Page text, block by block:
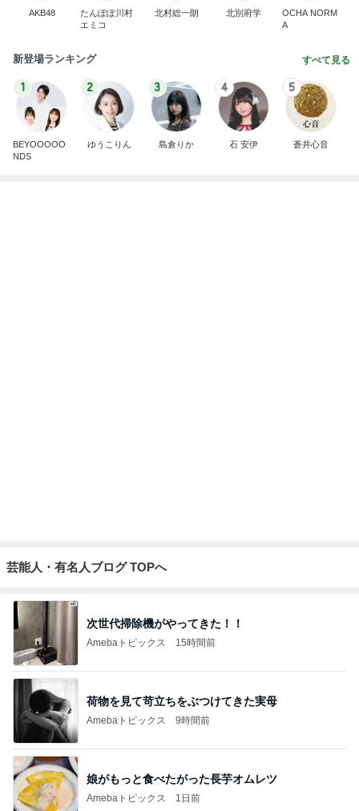
AKB48
たんぽぽ川村
エミコ
北村総一朗 北別府学
OCHA NORM
A
新登場ランキング すべて見る
1
BEYOOOOO
NDS
2
ゆうこりん
3
島倉りか
4
石 安伊
5
蒼井心音
芸能人・有名人ブログ TOPへ
次世代掃除機がやってきた！！
Amebaトピックス 15時間前
荷物を見て苛立ちをぶつけてきた実母
Amebaトピックス 9時間前
娘がもっと食べたがった長芋オムレツ
Amebaトピックス 1日前